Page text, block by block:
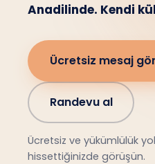
Anadilinde. Kendi
Ücretsiz mesaj
Randevu al
Ücretsiz ve yükümlülük
hissettiğinizde görüşün.